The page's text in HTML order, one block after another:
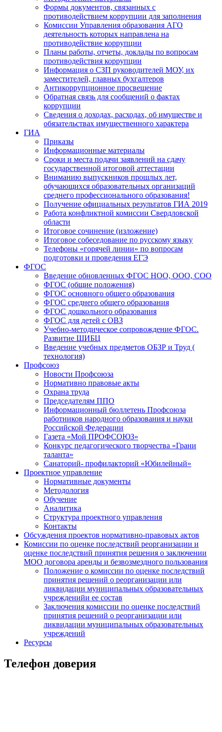
Формы документов, связанных с
противодействием коррупции для заполнения
Комиссии Управления образования АГО
деятельность которых направлена на
противодействие коррупции
Планы работы, отчеты, доклады по вопросам
противодействия коррупции
Информация о СЗП руководителей МОУ, их
заместителей, главных бухгалтеров
Антикоррупционное просвещение
Обратная связь для сообщений о фактах
коррупции
Сведения о доходах, расходах, об имуществе и
обязательствах имущественного характера
ГИА
Приказы
Информационные материалы
Сроки и места подачи заявлений на сдачу
государственной итоговой аттестации
Вниманию выпускников прошлых лет,
обучающихся образовательных организаций
среднего профессионального образования!
Получение официальных результатов ГИА 2019
Работа конфликтной комиссии Свердловской
области
Итоговое сочинение (изложение)
Итоговое собеседование по русскому языку
Телефоны «горячей линии» по вопросам
подготовки и проведения ЕГЭ
ФГОС
Введение обновленных ФГОС НОО, ООО, СОО
ФГОС (общие положения)
ФГОС основного общего образования
ФГОС среднего общего образования
ФГОС дошкольного образования
ФГОС для детей с ОВЗ
Учебно-методическое сопровождение ФГОС.
Развитие ШИБЦ
Введение учебных предметов ОБЗР и Труд (
технология)
Профсоюз
Новости Профсоюза
Нормативно правовые акты
Охрана труда
Председателям ППО
Информационный бюллетень Профсоюза
работников народного образования и науки
Российской Федерации
Газета «Мой ПРОФСОЮЗ»
Конкурс педагогического творчества «Грани
таланта»
Санаторий- профилакторий «Юбилейный»
Проектное управление
Нормативные документы
Методология
Обучение
Аналитика
Структура проектного управления
Контакты
Обсуждения проектов нормативно-правовых актов
Комиссии по оценке последствий реорганизации и
оценке последствий принятия решения о заключении
МОО договора аренды и безвозмездного пользования
Положение о комиссии по оценке последствий
принятия решений о реорганизации или
ликвидации муниципальных образовательных
учрежденийи ее состав
Заключения комиссии по оценке последствий
принятия решений о реорганизации или
ликвидации муниципальных образовательных
учреждений
Ресурсы
Телефон доверия